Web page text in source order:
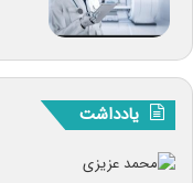
یادداشت